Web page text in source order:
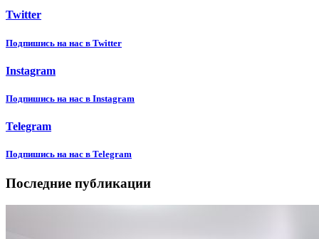
Twitter
Подпишиcь на нас в Twitter
Instagram
Подпишиcь на нас в Instagram
Telegram
Подпишиcь на нас в Telegram
Последние публикации